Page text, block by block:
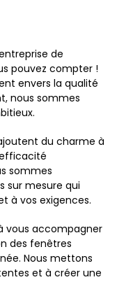
de
pouvez compter !
envers la qualité
nous sommes
du charme à
sommes
sur mesure qui
à vos exigences.
vous accompagner
des fenêtres
Nous mettons
et à créer une